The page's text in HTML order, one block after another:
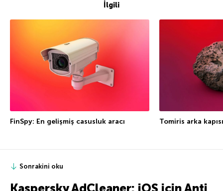
İlgili
FinSpy: En gelişmiş casusluk aracı Tomiris arka kapısı
Sonrakini oku